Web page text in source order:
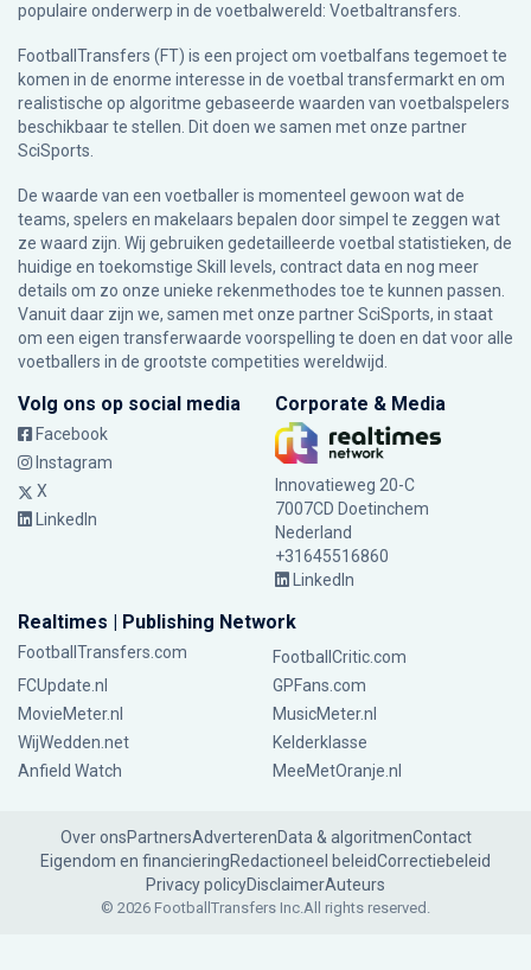
populaire onderwerp in de voetbalwereld: Voetbaltransfers.
FootballTransfers (FT) is een project om voetbalfans tegemoet te
komen in de enorme interesse in de voetbal transfermarkt en om
realistische op algoritme gebaseerde waarden van voetbalspelers
beschikbaar te stellen. Dit doen we samen met onze partner
SciSports
De waarde van een voetballer is momenteel gewoon wat de
teams, spelers en makelaars bepalen door simpel te zeggen wat
ze waard zijn. Wij gebruiken gedetailleerde voetbal statistieken, de
huidige en toekomstige Skill levels, contract data en nog meer
details om zo onze unieke rekenmethodes toe te kunnen passen.
Vanuit daar zijn we, samen met onze partner SciSports, in staat
om een eigen transferwaarde voorspelling te doen en dat voor alle
voetballers in de grootste competities wereldwijd.
Volg ons op social media
Facebook
Instagram
X
LinkedIn
Corporate & Media
Innovatieweg 20-C
7007CD Doetinchem
Nederland
+31645516860
LinkedIn
Realtimes | Publishing Network
FootballTransfers.com
FootballCritic.com
FCUpdate.nl
GPFans.com
MovieMeter.nl
MusicMeter.nl
WijWedden.net
Kelderklasse
Anfield Watch
MeeMetOranje.nl
Over onsPartnersAdverterenData & algoritmenContact
Eigendom en financieringRedactioneel beleidCorrectiebeleid
Privacy policyDisclaimerAuteurs
© 2026 FootballTransfers Inc.All rights reserved.